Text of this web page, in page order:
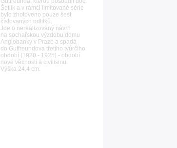
Šetlík a v rámci limitované série
bylo zhotoveno pouze šest
číslovaných odlitků.
Jde o nerealizovaný návrh
na sochařskou výzdobu domu
Anglobanky v Praze a spadá
do Gutfreundova třetího tvůrčího
období (1920 - 1925) - období
nové věcnosti a civilismu.
Výška 24,4 cm.